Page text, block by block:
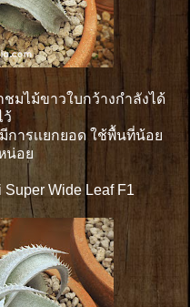
มไม้ขาวใบกว้างกำลังได้
ารเเยกยอด ใช้พื้นที่น้อย
น่อย
Wide Leaf F1